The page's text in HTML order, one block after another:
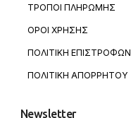
ΤΡΟΠΟΙ ΠΛΗΡΩΜΗΣ
ΟΡΟΙ ΧΡΗΣΗΣ
ΠΟΛΙΤΙΚΗ ΕΠΙΣΤΡΟΦΩΝ
ΠΟΛΙΤΙΚΗ ΑΠΟΡΡΗΤΟΥ
Newsletter